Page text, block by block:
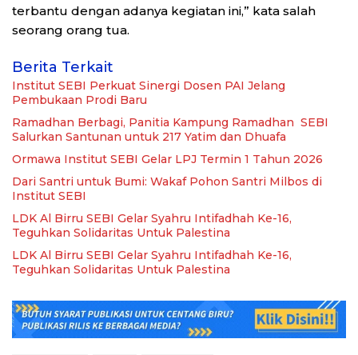
terbantu dengan adanya kegiatan ini,” kata salah
seorang orang tua.
Berita Terkait
Institut SEBI Perkuat Sinergi Dosen PAI Jelang
Pembukaan Prodi Baru
Ramadhan Berbagi, Panitia Kampung Ramadhan SEBI
Salurkan Santunan untuk 217 Yatim dan Dhuafa
Ormawa Institut SEBI Gelar LPJ Termin 1 Tahun 2026
Dari Santri untuk Bumi: Wakaf Pohon Santri Milbos di
Institut SEBI
LDK Al Birru SEBI Gelar Syahru Intifadhah Ke-16,
Teguhkan Solidaritas Untuk Palestina
LDK Al Birru SEBI Gelar Syahru Intifadhah Ke-16,
Teguhkan Solidaritas Untuk Palestina